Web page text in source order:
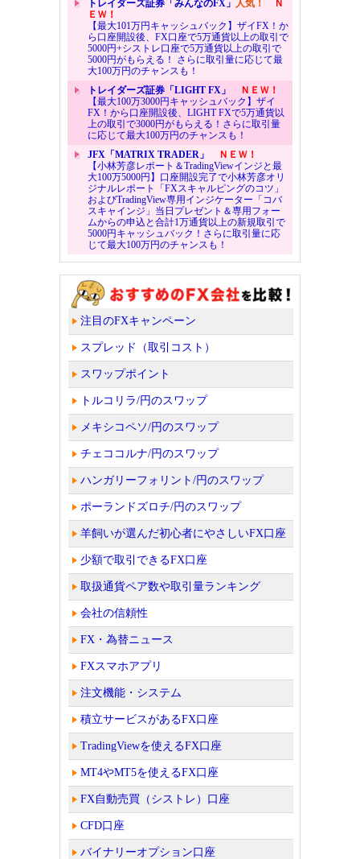
トレイダーズ証券「みんなのFX」 人気！
Ｎ
ＥＷ！
【最大101万円キャッシュバック】ザイFX！か
ら口座開設後、FX口座で5万通貨以上の取引で
5000円+シストレ口座で5万通貨以上の取引で
5000円がもらえる！ さらに取引量に応じて最
大100万円のチャンスも！
トレイダーズ証券「LIGHT FX」
ＮＥＷ！
【最大100万3000円キャッシュバック】ザイ
FX！から口座開設後、LIGHT FXで5万通貨以
上の取引で3000円がもらえる！さらに取引量
に応じて最大100万円のチャンスも！
JFX「MATRIX TRADER」
ＮＥＷ！
【小林芳彦レポート＆TradingViewインジと最
大100万5000円】口座開設完了で小林芳彦オリ
ジナルレポート「FXスキャルピングのコツ」
およびTradingView専用インジケーター「コバ
スキャインジ」当日プレゼント＆専用フォー
ムからの申込と合計1万通貨以上の新規取引で
5000円キャッシュバック！さらに取引量に応
じて最大100万円のチャンスも！
注目のFXキャンペーン
スプレッド（取引コスト）
スワップポイント
トルコリラ/円のスワップ
メキシコペソ/円のスワップ
チェココルナ/円のスワップ
ハンガリーフォリント/円のスワップ
ポーランドズロチ/円のスワップ
羊飼いが選んだ初心者にやさしいFX口座
少額で取引できるFX口座
取扱通貨ペア数や取引量ランキング
会社の信頼性
FX・為替ニュース
FXスマホアプリ
注文機能・システム
積立サービスがあるFX口座
TradingViewを使えるFX口座
MT4やMT5を使えるFX口座
FX自動売買（シストレ）口座
CFD口座
バイナリーオプション口座